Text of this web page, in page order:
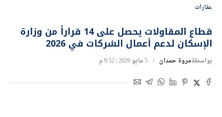
عقارات
قطاع المقاولات يحصل على 14 قراراً من وزارة
الإسكان لدعم أعمال الشركات في 2026
بواسطة مروة حمدان 5 مايو 2026 | 9:52 م